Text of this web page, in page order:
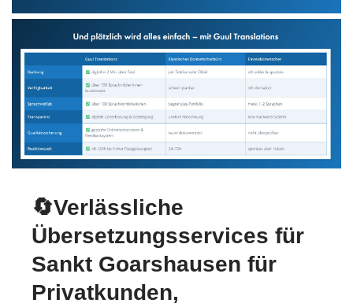
🔄Verlässliche
Übersetzungsservices für
Sankt Goarshausen für
Privatkunden,